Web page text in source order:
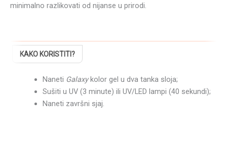
minimalno razlikovati od nijanse u prirodi.
KAKO KORISTITI?
Naneti Galaxykolor gel u dva tanka sloja;
Sušiti u UV (3 minute) ili UV/LED lampi (40 sekundi);
Naneti završni sjaj.